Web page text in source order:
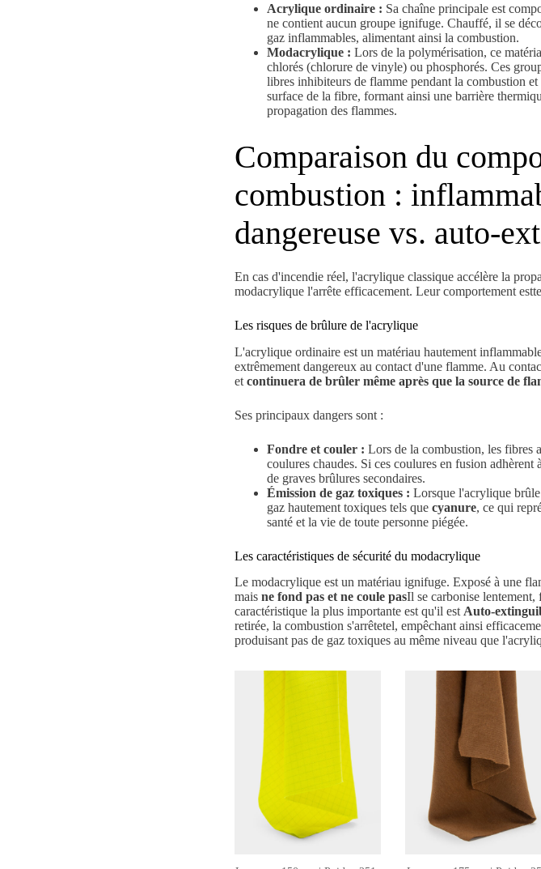
Acrylique ordinaire : Sa chaîne principale est
ne contient aucun groupe ignifuge. Chauffé, il se
gaz inflammables, alimentant ainsi la combustion.
Modacrylique : Lors de la polymérisation, ce
chlorés (chlorure de vinyle) ou phosphorés. Ces
libres inhibiteurs de flamme pendant la combustion
surface de la fibre, formant ainsi une barrière
propagation des flammes.
Comparaison du
combustion :
dangereuse vs. auto-
En cas d'incendie réel, l'acrylique classique accélère la
modacrylique l'arrête efficacement. Leur comportement
Les risques de brûlure de l'acrylique
L'acrylique ordinaire est un matériau hautement
extrêmement dangereux au contact d'une flamme. Au
etcontinuera de brûler même après que la source de
Ses principaux dangers sont :
Fondre et couler : Lors de la combustion, les fibres
coulures chaudes. Si ces coulures en fusion
de graves brûlures secondaires.
Émission de gaz toxiques : Lorsque l'acrylique
gaz hautement toxiques tels quecyanure, ce qui
santé et la vie de toute personne piégée.
Les caractéristiques de sécurité du modacrylique
Le modacrylique est un matériau ignifuge. Exposé à une
maisne fond pas et ne coule pasIl se carbonise lentement,
caractéristique la plus importante est qu'il est Auto-
retirée, la combustion s'arrêtetel, empêchant ainsi
produisant pas de gaz toxiques au même niveau que